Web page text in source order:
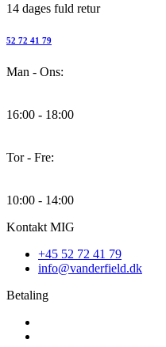
varesiden
14 dages fuld retur
52 72 41 79
Man - Ons:
16:00 - 18:00
Tor - Fre:
10:00 - 14:00
Kontakt MIG
+45 52 72 41 79
info@vanderfield.dk
Betaling